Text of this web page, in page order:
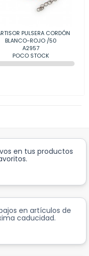
PULSERA CORDÓN
BLANCO-ROJO /50
A2957
POCO STOCK
en tus productos
en artículos de
caducidad.